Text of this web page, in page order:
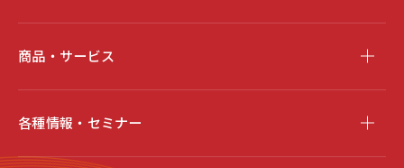
商品・サービス
各種情報・セミナー